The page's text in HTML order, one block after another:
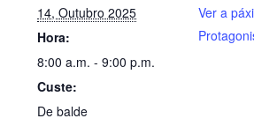
14, Outubro 2025
Hora:
8:00 a.m. - 9:00 p.m.
Custe:
De balde
Ver a